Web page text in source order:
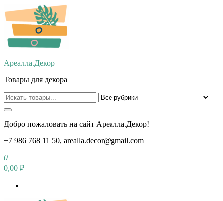
Перейти
к
содержимому
Ареалла.Декор
Товары для декора
Добро пожаловать на сайт Ареалла.Декор!
+7 986 768 11 50, arealla.decor@gmail.com
0
0,00 ₽